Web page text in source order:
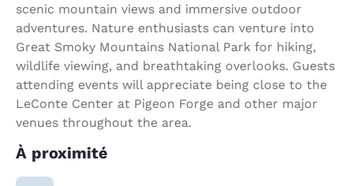
scenic mountain views and immersive outdoor
adventures. Nature enthusiasts can venture into
Great Smoky Mountains National Park for hiking,
wildlife viewing, and breathtaking overlooks. Guests
attending events will appreciate being close to the
LeConte Center at Pigeon Forge and other major
venues throughout the area.
À proximité